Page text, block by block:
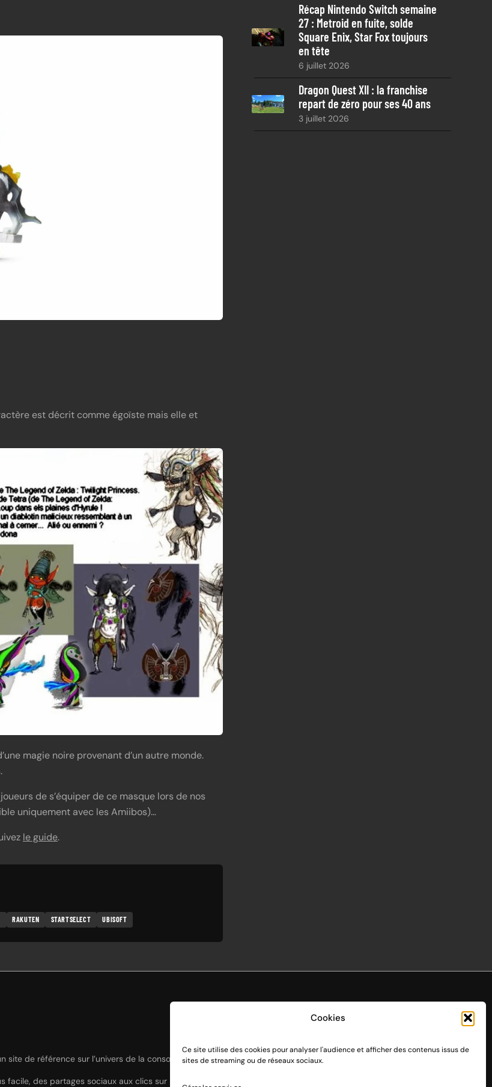
Cookies
Ce site utilise des cookies pour analyser l'audience et afficher des contenus issus de
sites de streaming ou de réseaux sociaux.
est décrit comme égoïste mais elle et
magie noire provenant d’un autre monde.
de s’équiper de ce masque lors de nos
uniquement avec les Amiibos)…
le guide.
RAKUTEN STARTSELECT UBISOFT
Récap Nintendo Switch semaine
27 : Metroid en fuite, solde
Square Enix, Star Fox toujours
en tête
6 juillet 2026
Dragon Quest XII : la franchise
repart de zéro pour ses 40 ans
3 juillet 2026
site de référence sur l’univers de la console hybride Nintendo Switch 1 et 2, sortie le 3 mars 2017.
facile, des partages sociaux aux clics sur nos liens en passant par des dons, découvrez